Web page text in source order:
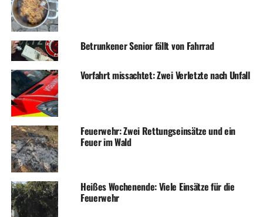
Betrunkener Senior fällt von Fahrrad
Vorfahrt missachtet: Zwei Verletzte nach Unfall
Feuerwehr: Zwei Rettungseinsätze und ein
Feuer im Wald
Heißes Wochenende: Viele Einsätze für die
Feuerwehr